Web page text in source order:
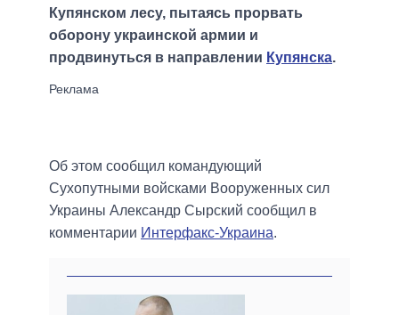
Купянском лесу, пытаясь прорвать
оборону украинской армии и
продвинуться в направлении Купянска.
Об этом сообщил командующий
Сухопутными войсками Вооруженных сил
Украины Александр Сырский сообщил в
комментарии Интерфакс-Украина.